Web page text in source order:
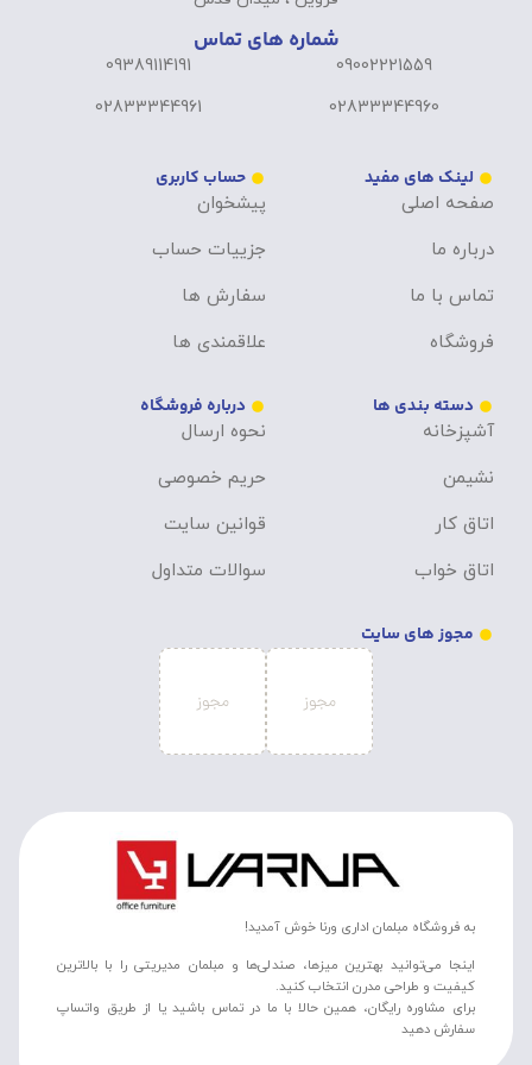
شماره های تماس
09002221559
02833344960
09389114191
02833344961
لینک های مفید
صفحه اصلی
درباره ما
تماس با ما
فروشگاه
حساب کاربری
پیشخوان
جزییات حساب
سفارش ها
علاقمندی ها
دسته بندی ها
آشپزخانه
نشیمن
اتاق کار
اتاق خواب
درباره فروشگاه
نحوه ارسال
حریم خصوصی
قوانین سایت
سوالات متداول
مجوز های سایت
به فروشگاه مبلمان اداری ورنا خوش آمدید!
اینجا می‌توانید بهترین میزها، صندلی‌ها و مبلمان مدیریتی را با بالاترین
کیفیت و طراحی مدرن انتخاب کنید.
برای مشاوره رایگان، همین حالا با ما در تماس باشید یا از طریق واتساپ
سفارش دهید